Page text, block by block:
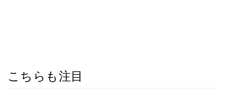
こちらも注目